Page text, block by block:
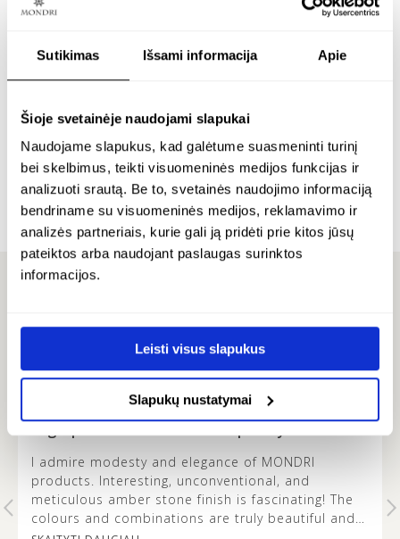
Sutikimas Išsami informacija Apie
Šioje svetainėje naudojami slapukai
Naudojame slapukus, kad galėtume suasmeninti turinį
bei skelbimus, teikti visuomeninės medijos funkcijas ir
analizuoti srautą. Be to, svetainės naudojimo informaciją
bendriname su visuomeninės medijos, reklamavimo ir
analizės partneriais, kurie gali ją pridėti prie kitos jūsų
pateiktos arba naudojant paslaugas surinktos
informacijos.
Leisti visus slapukus
Slapukų nustatymai
apvalūs paauksuoti
auskarai – hoop
€86.00
reguliuojamo ilgio
5 mm vyšniniu gintaru
24K paauksuotas sidabras
€254.00
ATSILIEPIMAI
I admire modesty and elegance of MONDRI
products. Interesting, unconventional, and
meticulous amber stone finish is fascinating! The
colours and combinations are truly beautiful and